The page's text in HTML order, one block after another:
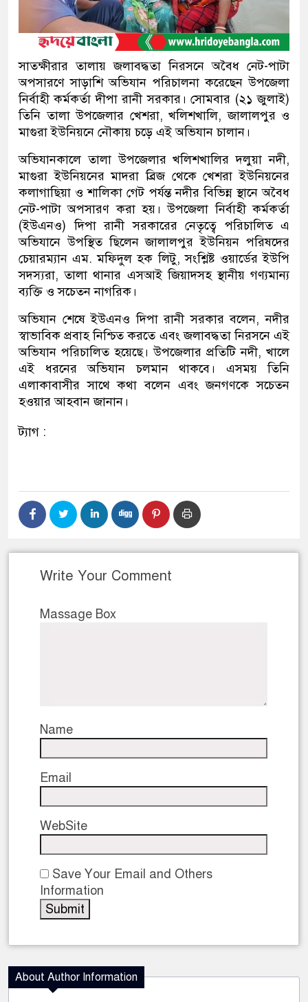
সাতক্ষীরার তালায় জলাবদ্ধতা নিরসনে অবৈধ নেট-পাটা
অপসারণে সাড়াশি অভিযান পরিচালনা করেছেন উপজেলা
নির্বাহী কর্মকর্তা দীপা রানী সরকার। সোমবার (২১ জুলাই)
তিনি তালা উপজেলার খেশরা, খলিশখালি, জালালপুর ও
মাগুরা ইউনিয়নে নৌকায় চড়ে এই অভিযান চালান।
অভিযানকালে তালা উপজেলার খলিশখালির দলুয়া নদী,
মাগুরা ইউনিয়নের মাদরা ব্রিজ থেকে খেশরা ইউনিয়নের
কলাগাছিয়া ও শালিকা গেট পর্যন্ত নদীর বিভিন্ন স্থানে অবৈধ
নেট-পাটা অপসারণ করা হয়। উপজেলা নির্বাহী কর্মকর্তা
(ইউএনও) দিপা রানী সরকারের নেতৃত্বে পরিচালিত এ
অভিযানে উপস্থিত ছিলেন জালালপুর ইউনিয়ন পরিষদের
চেয়ারম্যান এম. মফিদুল হক লিটু, সংশ্লিষ্ট ওয়ার্ডের ইউপি
সদস্যরা, তালা থানার এসআই জিয়াদসহ স্থানীয় গণ্যমান্য
ব্যক্তি ও সচেতন নাগরিক।
অভিযান শেষে ইউএনও দিপা রানী সরকার বলেন, নদীর
স্বাভাবিক প্রবাহ নিশ্চিত করতে এবং জলাবদ্ধতা নিরসনে এই
অভিযান পরিচালিত হয়েছে। উপজেলার প্রতিটি নদী, খালে
এই ধরনের অভিযান চলমান থাকবে। এসময় তিনি
এলাকাবাসীর সাথে কথা বলেন এবং জনগণকে সচেতন
হওয়ার আহবান জানান।
ট্যাগ :
Write Your Comment
Massage Box
Name
Email
WebSite
Save Your Email and Others
Information
About Author Information